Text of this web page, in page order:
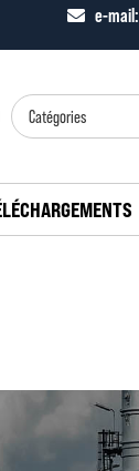
e-mail:
Catégories